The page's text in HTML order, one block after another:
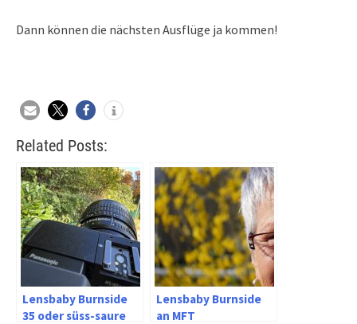
Dann können die nächsten Ausflüge ja kommen!
Related Posts:
Lensbaby Burnside
35 oder süss-saure
Lensbaby Burnside
an MFT